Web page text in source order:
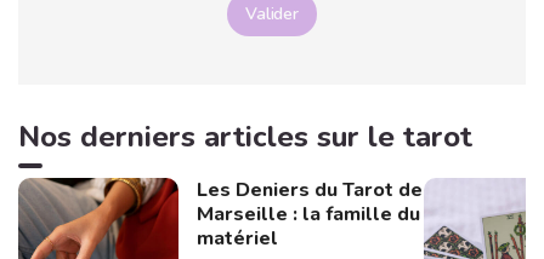
Valider
Nos derniers articles sur le tarot
Les Deniers du Tarot de
Marseille : la famille du
matériel